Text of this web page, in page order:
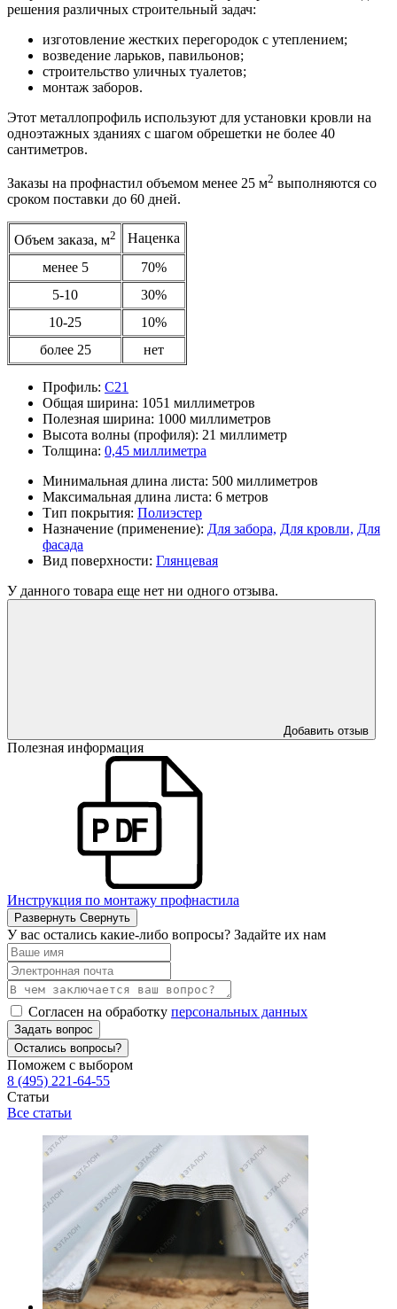
решения различных строительный задач:
изготовление жестких перегородок с утеплением;
возведение ларьков, павильонов;
строительство уличных туалетов;
монтаж заборов.
Этот металлопрофиль используют для установки кровли на
одноэтажных зданиях с шагом обрешетки не более 40
сантиметров.
Заказы на профнастил объемом менее 25 м2 выполняются со
сроком поставки до 60 дней.
Объем заказа, м2
Наценка
менее 5
70%
5-10
30%
10-25
10%
более 25
нет
Профиль: С21
Общая ширина: 1051 миллиметров
Полезная ширина: 1000 миллиметров
Высота волны (профиля): 21 миллиметр
Толщина: 0,45 миллиметра
Минимальная длина листа: 500 миллиметров
Максимальная длина листа: 6 метров
Тип покрытия: Полиэстер
Назначение (применение): Для забора, Для кровли, Для
фасада
Вид поверхности: Глянцевая
У данного товара еще нет ни одного отзыва.
Добавить отзыв
Полезная информация
Инструкция по монтажу профнастила
Развернуть Свернуть
У вас остались какие-либо вопросы? Задайте их нам
Согласен на обработку персональных данных
Задать вопрос
Остались вопросы?
Поможем с выбором
8 (495) 221-64-55
Статьи
Все статьи